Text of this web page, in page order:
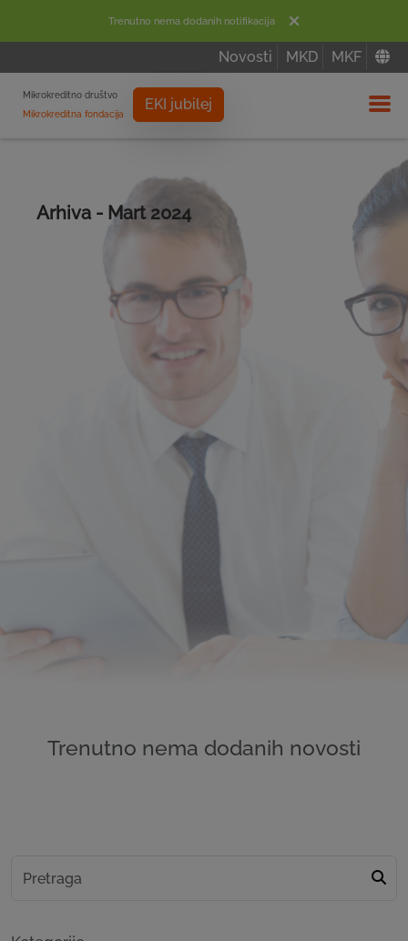
Trenutno nema dodanih notifikacija
Novosti MKD MKF
Mikrokreditno društvo
Mikrokreditna fondacija
EKI jubilej
Arhiva - Mart 2024
Trenutno nema dodanih novosti